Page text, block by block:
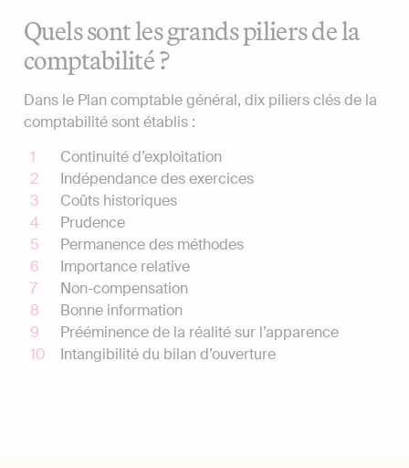
Quels sont les grands piliers de la
comptabilité ?
Dans le Plan comptable général, dix piliers clés de la
comptabilité sont établis :
Continuité d’exploitation
Indépendance des exercices
Coûts historiques
Prudence
Permanence des méthodes
Importance relative
Non-compensation
Bonne information
Prééminence de la réalité sur l’apparence
Intangibilité du bilan d’ouverture